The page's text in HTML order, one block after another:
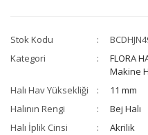
Stok Kodu
Kategori
FLORA
Makine
Halı Hav Yüksekliği
11 mm
Halının Rengi
Bej Halı
Halı İplik Cinsi
Akrilik